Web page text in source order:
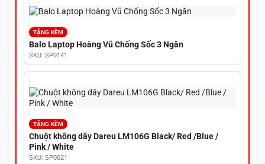
TẶNG KÈM
Balo Laptop Hoàng Vũ Chống Sốc 3 Ngăn
SKU: SP0141
TẶNG KÈM
Chuột không dây Dareu LM106G Black/ Red /Blue /
Pink / White
SKU: SP0021